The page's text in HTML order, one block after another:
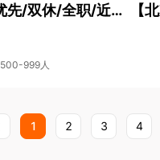
心理督导师（心理培训经验优先/双休/全职/近地铁） 【
500-999人
1 2 3 4